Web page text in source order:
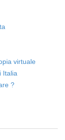
virtuale
Italia
?